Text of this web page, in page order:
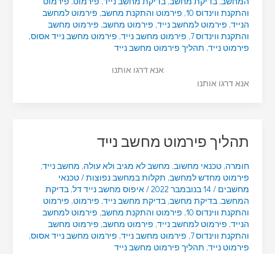
והתקנת ווינדוס 10
, פירמוט והתקנת מחשב, פירמוט למחשב
הנייד, פירמוט למחשב נייד, פירמוט מחשב, פירמוט מחשב
והתקנת ווינדוס 7 , פירמוט מחשב נייד, פירמוט מחשב נייד אסוס,
פירמוט נייד, תהליך פירמוט מחשב נייד
אנא דרגו אותנו
אנא דרגו אותנו
תהליך פירמוט מחשב נייד
חומרה, טכנאי מחשוב, מחשב לא מגיב ולא עולה, מחשב נייד,
פירמוט מחדש למחשב, תקלות במחשב נפוצות/טכנאי
מחשבים /14 בנובמבר 2022 /איפוס מחשב נייד דל, בדיקת
המחשב, בדיקת מחשב, בדיקת מחשב נייד, פירמוט, פירמוט
והתקנת ווינדוס 10
, פירמוט והתקנת מחשב, פירמוט למחשב
הנייד, פירמוט למחשב נייד, פירמוט מחשב, פירמוט מחשב
והתקנת ווינדוס 7 , פירמוט מחשב נייד, פירמוט מחשב נייד אסוס,
פירמוט נייד, תהליך פירמוט מחשב נייד